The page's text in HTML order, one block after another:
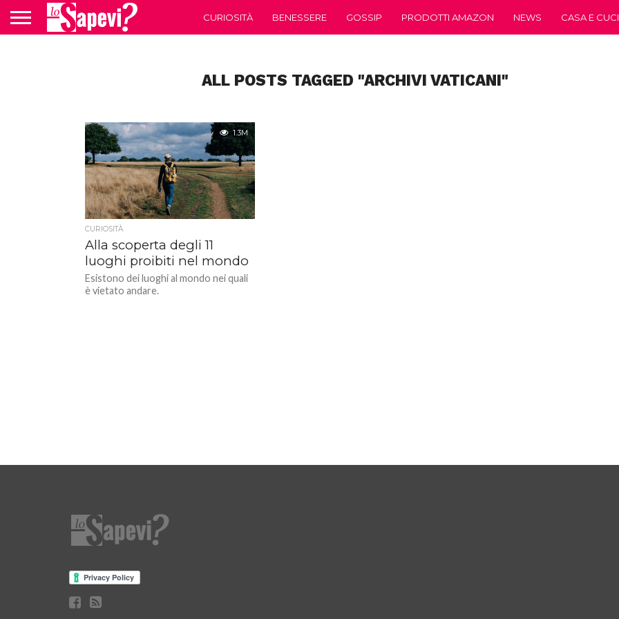
CURIOSITÀ BENESSERE GOSSIP PRODOTTI AMAZON NEWS CASA E
ALL POSTS TAGGED "ARCHIVI VATICANI"
1.3M
CURIOSITÀ
Alla scoperta degli 11
luoghi proibiti nel mondo
Esistono dei luoghi al mondo nei quali
è vietato andare.